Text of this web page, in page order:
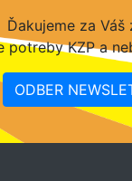
Ďakujeme za Váš
KZP a
ODBER